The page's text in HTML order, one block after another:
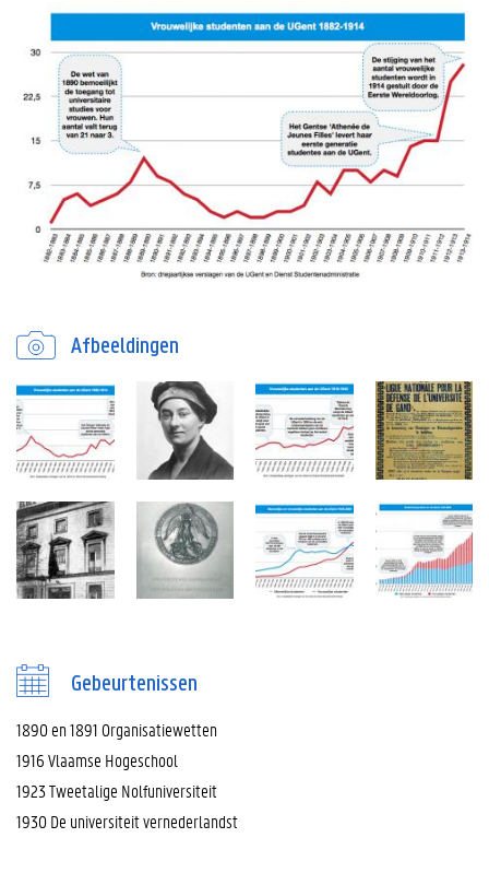
Afbeeldingen
Gebeurtenissen
1890 en 1891 Organisatiewetten
1916 Vlaamse Hogeschool
1923 Tweetalige Nolfuniversiteit
1930 De universiteit vernederlandst